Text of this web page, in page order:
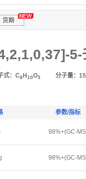
货期
5-
式：C8 H 10O3 分子量：
参数/指标
98%+(GC-
98%+(GC-